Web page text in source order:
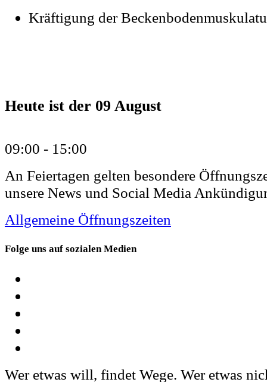
Kräftigung der
Heute ist der 09 August
09:00 - 15:00
An Feiertagen gelten besondere
unsere News und Social Media
Allgemeine Öffnungszeiten
Folge uns auf sozialen Medien
Wer etwas will, findet Wege. Wer etwas